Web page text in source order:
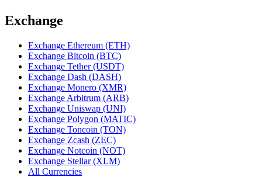
Exchange
Exchange Ethereum (ETH)
Exchange Bitcoin (BTC)
Exchange Tether (USDT)
Exchange Dash (DASH)
Exchange Monero (XMR)
Exchange Arbitrum (ARB)
Exchange Uniswap (UNI)
Exchange Polygon (MATIC)
Exchange Toncoin (TON)
Exchange Zcash (ZEC)
Exchange Notcoin (NOT)
Exchange Stellar (XLM)
All Currencies